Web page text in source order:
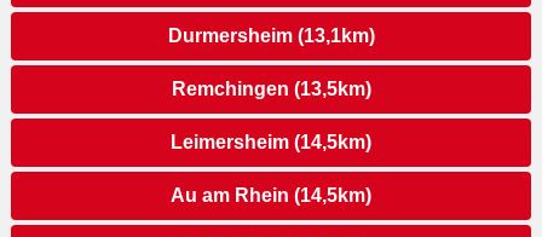
Durmersheim (13,1km)
Remchingen (13,5km)
Leimersheim (14,5km)
Au am Rhein (14,5km)